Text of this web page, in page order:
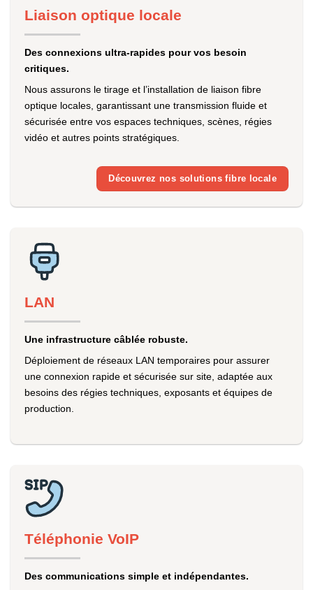
Liaison optique locale
Des connexions ultra-rapides pour vos besoin
critiques.
Nous assurons le tirage et l’installation de liaison fibre
optique locales, garantissant une transmission fluide et
sécurisée entre vos espaces techniques, scènes, régies
vidéo et autres points stratégiques.
Découvrez nos solutions fibre locale
LAN
Une infrastructure câblée robuste.
Déploiement de réseaux LAN temporaires pour assurer
une connexion rapide et sécurisée sur site, adaptée aux
besoins des régies techniques, exposants et équipes de
production.
Téléphonie VoIP
Des communications simple et indépendantes.